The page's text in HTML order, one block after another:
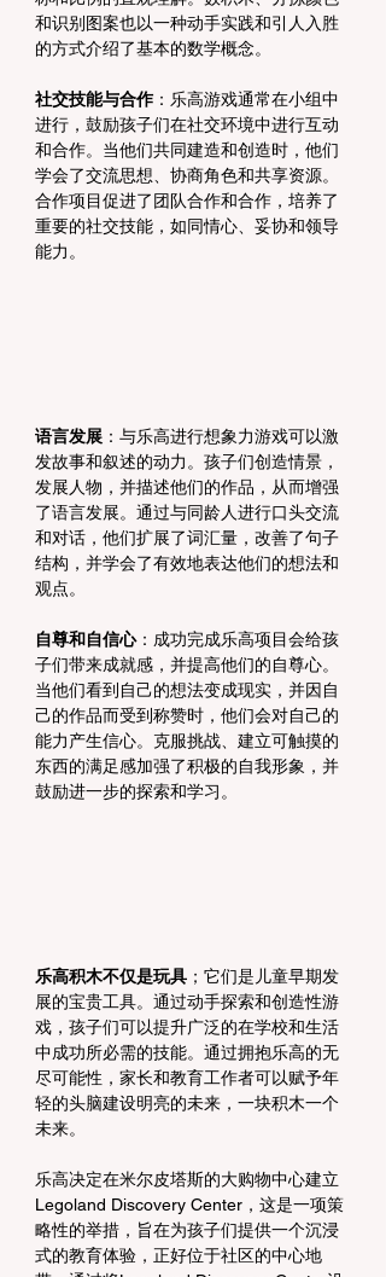
和识别图案也以一种动手实践和引人入胜
的方式介绍了基本的数学概念。
社交技能与合作：乐高游戏通常在小组中
进行，鼓励孩子们在社交环境中进行互动
和合作。当他们共同建造和创造时，他们
学会了交流思想、协商角色和共享资源。
合作项目促进了团队合作和合作，培养了
重要的社交技能，如同情心、妥协和领导
能力。
语言发展 ：与乐高进行想象力游戏可以激
发故事和叙述的动力。孩子们创造情景，
发展人物，并描述他们的作品，从而增强
了语言发展。通过与同龄人进行口头交流
和对话，他们扩展了词汇量，改善了句子
结构，并学会了有效地表达他们的想法和
观点。
自尊和自信心：成功完成乐高项目会给孩
子们带来成就感，并提高他们的自尊心。
当他们看到自己的想法变成现实，并因自
己的作品而受到称赞时，他们会对自己的
能力产生信心。克服挑战、建立可触摸的
东西的满足感加强了积极的自我形象，并
鼓励进一步的探索和学习。
乐高积木不仅是玩具 ；它们是儿童早期发
展的宝贵工具。通过动手探索和创造性游
戏，孩子们可以提升广泛的在学校和生活
中成功所必需的技能。通过拥抱乐高的无
尽可能性，家长和教育工作者可以赋予年
轻的头脑建设明亮的未来，一块积木一个
未来。
乐高决定在米尔皮塔斯的大购物中心建立
Legoland Discovery Center，这是一项策
略性的举措，旨在为孩子们提供一个沉浸
式的教育体验，正好位于社区的中心地